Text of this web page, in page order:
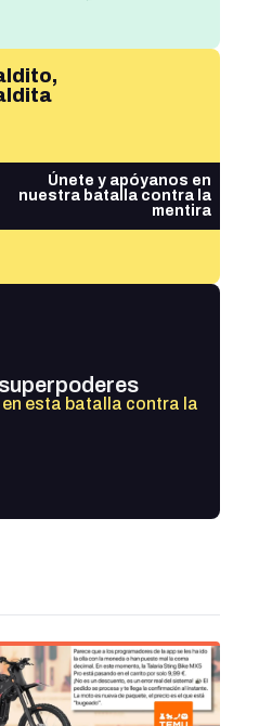
Únete y apóyanos en
nuestra batalla contra la
mentira
esta batalla contra la